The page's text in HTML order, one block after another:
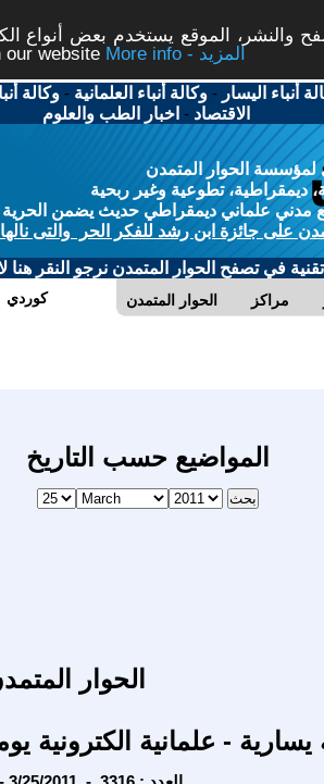
والنشر، الموقع يستخدم بعض أنواع
our website
More info - المزيد
أنباء اليسار -وكالة أنباء العلمانية -وكالة
الاقتصاد - اخبار الطب والعلوم
لمؤسسة الحوار المتمدن
ديمقراطية، تطوعية وغير ربحية
علماني ديمقراطي حديث يضمن الحرية
على جائزة ابن رشد للفكر الحر والتى
في تصفح الحوار المتمدن نرجو النقر هنا
الحوار المتمدن مراكز كوردي
المواضيع حسب التاريخ
الحوار
- علمانية الكترونية